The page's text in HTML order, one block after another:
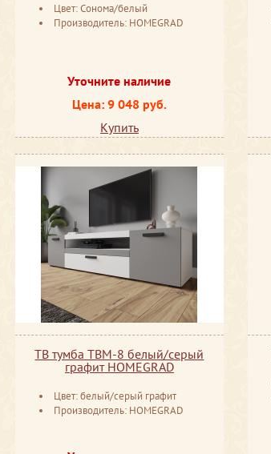
Цвет: Сонома/белый
Производитель: HOMEGRAD
Уточните наличие
Цена: 9 048 руб.
Купить
ТВ тумба ТВМ-8 белый/серый
графит HOMEGRAD
Цвет: белый/серый графит
Производитель: HOMEGRAD